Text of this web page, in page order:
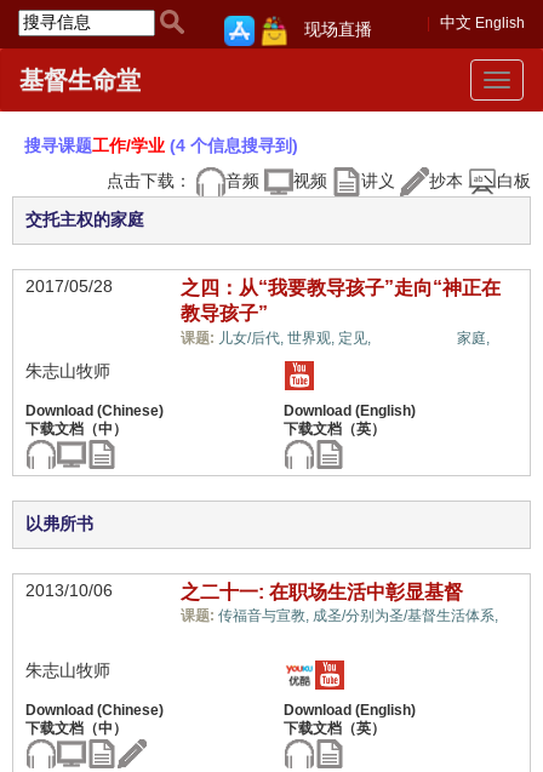
中文 English
现场直播
Toggle
基督生命堂
搜寻课题工作/学业 (4 个信息搜寻到)
点击下载：
音频 视频 讲义 抄本 白板
交托主权的家庭
2017/05/28
之四：从“我要教导孩子”走向“神正在
教导孩子”
课题: 儿女/后代, 世界观, 定见, 家庭,
朱志山牧师
以弗所书
2013/10/06 之二十一: 在职场生活中彰显基督
课题: 传福音与宣教, 成圣/分别为圣/基督生活体系,
朱志山牧师